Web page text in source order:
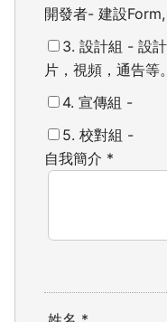
開發者- 建設
3. 設計組 - 設
片，視頻，通告等。
4. 宣傳組 -
5. 校對組 -
自我簡介 *